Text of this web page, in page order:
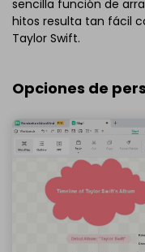
sencilla función de
hitos resulta tan fácil
Taylor Swift.
Opciones de